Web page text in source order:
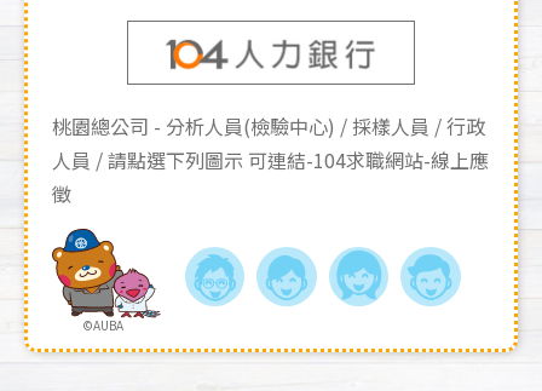
桃園總公司 - 分析人員(檢驗中心) 採樣人員
行政
人員
請點選下列圖示 可連結-104求職網站-線上應
徵